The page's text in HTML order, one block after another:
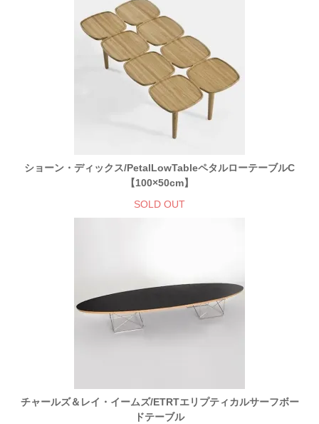
ショーン・ディックス/PetalLowTableペタルローテーブルC
【100×50cm】
SOLD OUT
チャールズ＆レイ・イームズ/ETRTエリプティカルサーフボー
ドテーブル